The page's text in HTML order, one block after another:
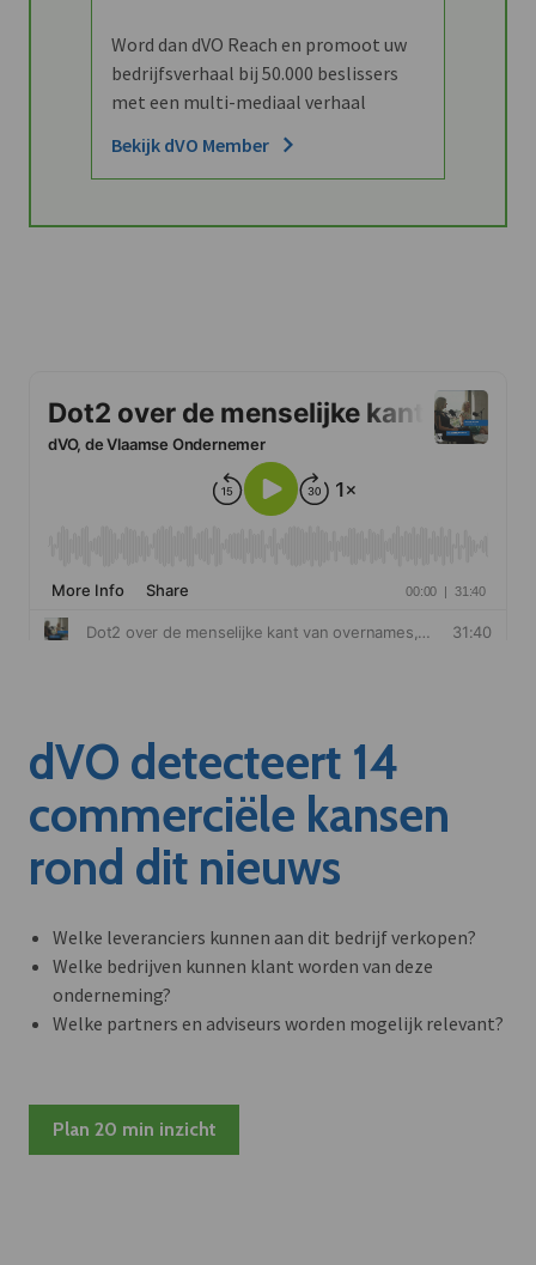
Word dan dVO Reach en promoot uw
bedrijfsverhaal bij 50.000 beslissers
met een multi-mediaal verhaal
Bekijk dVO Member
dVO detecteert 14
commerciële kansen
rond dit nieuws
Welke leveranciers kunnen aan dit bedrijf verkopen?
Welke bedrijven kunnen klant worden van deze
onderneming?
Welke partners en adviseurs worden mogelijk relevant?
Plan 20 min inzicht